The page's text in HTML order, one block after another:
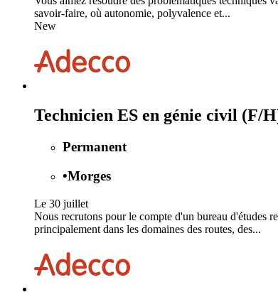
savoir-faire, où autonomie, polyvalence et...
New
Technicien ES en génie civil (F/
Permanent
•Morges
Le 30 juillet
Nous recrutons pour le compte d'un bureau d'études
principalement dans les domaines des routes, des...